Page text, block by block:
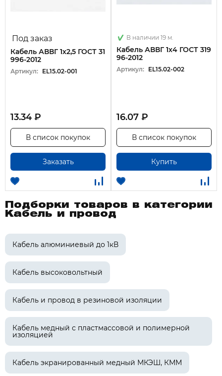
Под заказ
Кабель АВВГ 1х2,5 ГОСТ 31
996-2012
Артикул: EL15.02-001
13.34 ₽
Заказать
В список покупок
В наличии 19 м.
Кабель АВВГ 1х4 ГОСТ 319
96-2012
Артикул: EL15.02-002
16.07 ₽
Купить
В список покупок
Подборки товаров в категории
Кабель и провод
Кабель алюминиевый до 1кВ
Кабель высоковольтный
Кабель и провод в резиновой изоляции
Кабель медный с пластмассовой и полимерной
изоляцией
Кабель экранированный медный МКЭШ, КММ